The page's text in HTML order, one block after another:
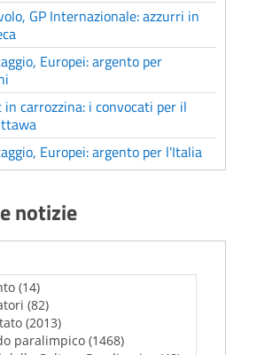
GP Internazionale: azzurri in
Europei: argento per
carrozzina: i convocati per il
Europei: argento per l'Italia
notizie